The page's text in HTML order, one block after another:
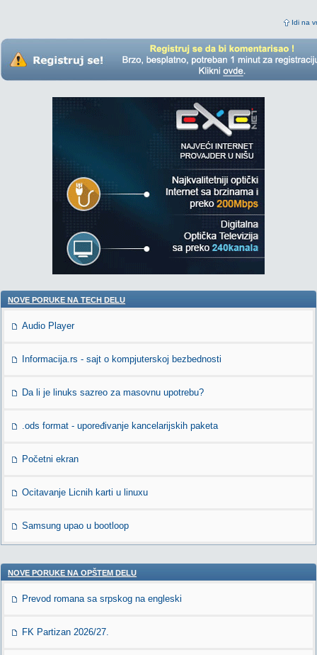
Idi na
NOVE PORUKE NA TECH DELU
Audio Player
Informacija.rs - sajt o kompjuterskoj bezbednosti
Da li je linuks sazreo za masovnu upotrebu?
.ods format - upoređivanje kancelarijskih paketa
Početni ekran
Ocitavanje Licnih karti u linuxu
Samsung upao u bootloop
NOVE PORUKE NA OPŠTEM DELU
Prevod romana sa srpskog na engleski
FK Partizan 2026/27.